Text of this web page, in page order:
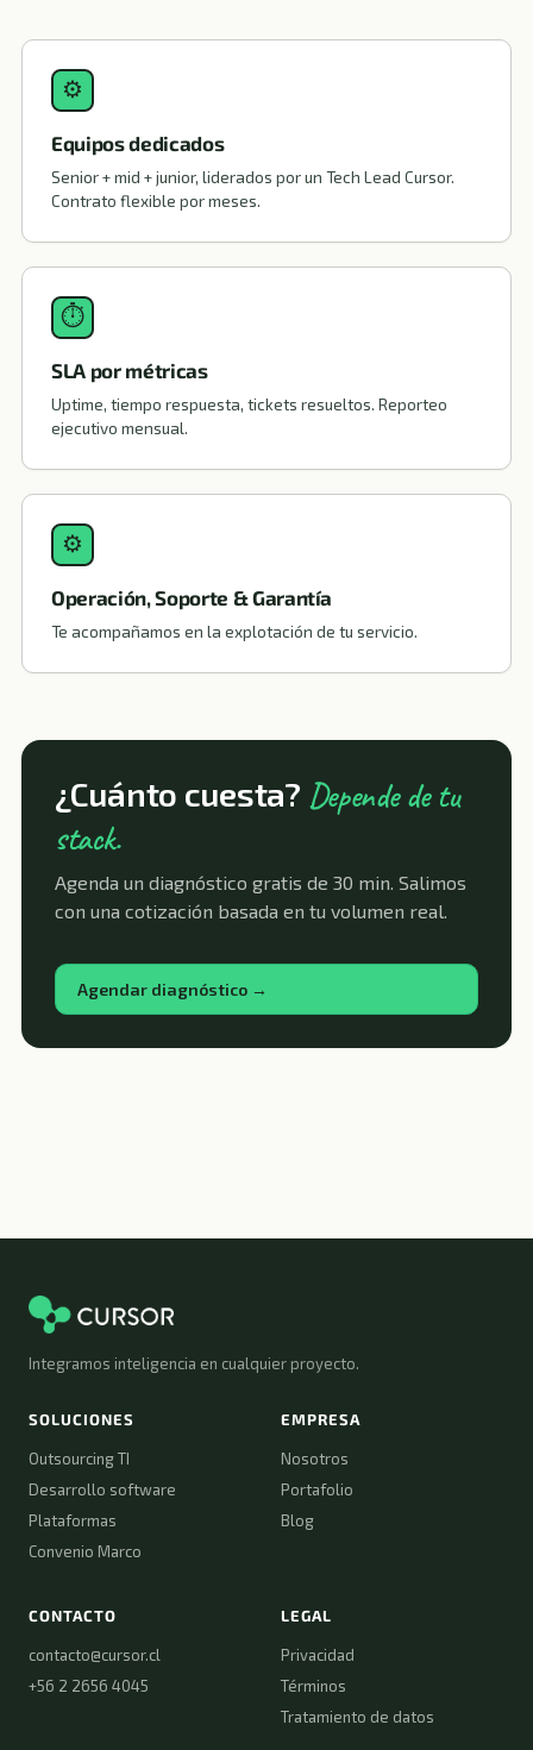
⚙
Equipos dedicados
Senior + mid + junior, liderados por un Tech Lead Cursor.
Contrato flexible por meses.
⏱
SLA por métricas
Uptime, tiempo respuesta, tickets resueltos. Reporteo
ejecutivo mensual.
⚙
Operación, Soporte & Garantía
Te acompañamos en la explotación de tu servicio.
¿Cuánto cuesta? Depende de tu
stack.
Agenda un diagnóstico gratis de 30 min. Salimos
con una cotización basada en tu volumen real.
Agendar diagnóstico →
Integramos inteligencia en cualquier proyecto.
SOLUCIONES
Outsourcing TI
Desarrollo software
Plataformas
Convenio Marco
EMPRESA
Nosotros
Portafolio
Blog
CONTACTO
contacto@cursor.cl
+56 2 2656 4045
LEGAL
Privacidad
Términos
Tratamiento de datos